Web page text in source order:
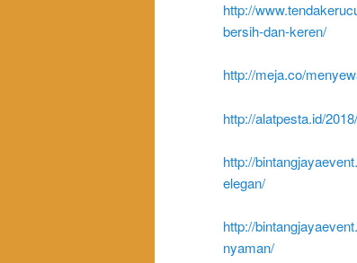
http://
bersih-dan-keren/
http://meja.co/
http://alatpesta.id/
http://
elegan/
http://
nyaman/